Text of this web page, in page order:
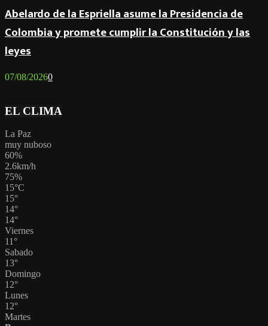
Abelardo de la Espriella asume la Presidencia de
Colombia y promete cumplir la Constitución y las
leyes
07/08/20260
EL CLIMA
La Paz
muy nuboso
60%
2.6km/h
75%
15°C
15°
14°
14°
Viernes
11°
Sabado
13°
Domingo
12°
Lunes
12°
Martes